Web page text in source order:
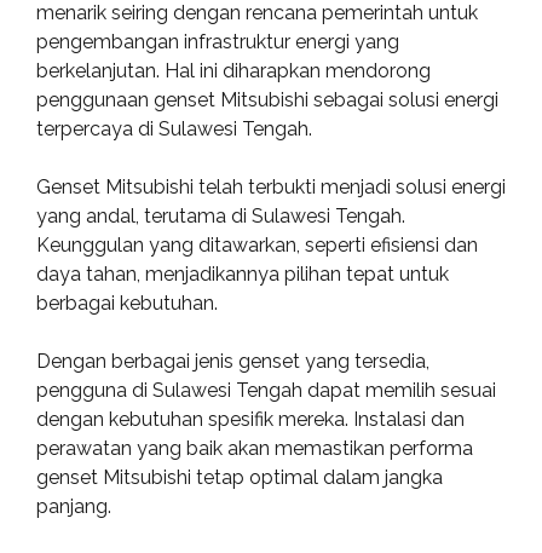
menarik seiring dengan rencana pemerintah untuk
pengembangan infrastruktur energi yang
berkelanjutan. Hal ini diharapkan mendorong
penggunaan genset Mitsubishi sebagai solusi energi
terpercaya di Sulawesi Tengah.
Genset Mitsubishi telah terbukti menjadi solusi energi
yang andal, terutama di Sulawesi Tengah.
Keunggulan yang ditawarkan, seperti efisiensi dan
daya tahan, menjadikannya pilihan tepat untuk
berbagai kebutuhan.
Dengan berbagai jenis genset yang tersedia,
pengguna di Sulawesi Tengah dapat memilih sesuai
dengan kebutuhan spesifik mereka. Instalasi dan
perawatan yang baik akan memastikan performa
genset Mitsubishi tetap optimal dalam jangka
panjang.